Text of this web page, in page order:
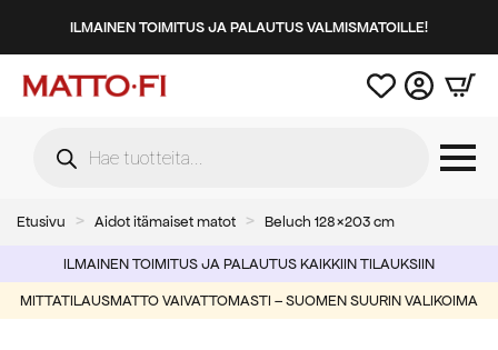
ILMAINEN TOIMITUS JA PALAUTUS VALMISMATOILLE!
search
Etusivu Aidot itämaiset matot Beluch 128×203 cm
ILMAINEN TOIMITUS JA PALAUTUS KAIKKIIN TILAUKSIIN
MITTATILAUSMATTO VAIVATTOMASTI – SUOMEN SUURIN VALIKOIMA